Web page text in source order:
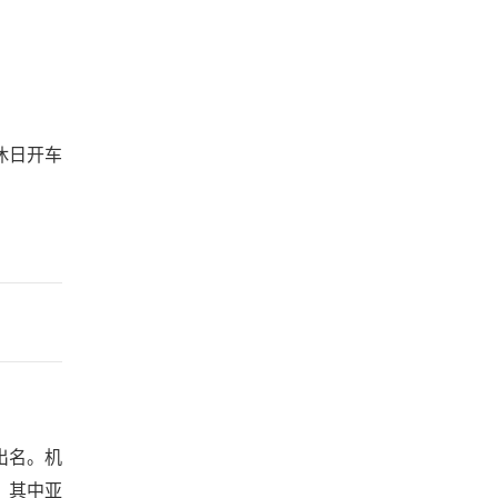
日开车
名。机
其中亚